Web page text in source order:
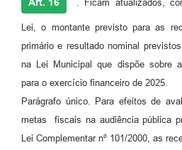
. Ficam atualizados,
Lei, o montante previsto para as
primário e resultado nominal
na Lei Municipal que dispõe sobre
para o exercício financeiro de 2025.
Parágrafo único. Para efeitos de
metas fiscais na audiência pública
Lei Complementar nº 101/2000, as